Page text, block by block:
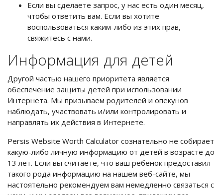
Если вы сделаете запрос, у нас есть один месяц,
чтобы ответить вам. Если вы хотите
воспользоваться каким-либо из этих прав,
свяжитесь с нами.
Информация для детей
Другой частью нашего приоритета является
обеспечение защиты детей при использовании
Интернета. Мы призываем родителей и опекунов
наблюдать, участвовать и/или контролировать и
направлять их действия в Интернете.
Persis Website Worth Calculator сознательно не собирает
какую-либо личную информацию от детей в возрасте до
13 лет. Если вы считаете, что ваш ребенок предоставил
такого рода информацию на нашем веб-сайте, мы
настоятельно рекомендуем вам немедленно связаться с